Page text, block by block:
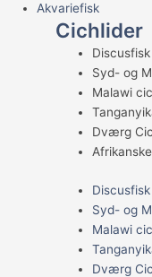
Akvariefisk
Cichlider
Discusfisk
Syd- og
Malawi
Dværg
Discusfisk
Syd- og
Malawi
Dværg